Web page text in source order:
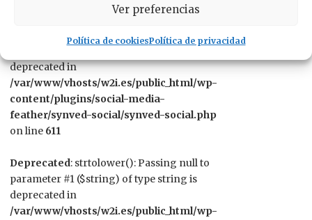
Ver preferencias
Política de cookiesPolítica de privacidad
Deprecated: strlen(): Passing null to
deprecated in
/var/www/vhosts/w2i.es/public_html/wp-
content/plugins/social-media-
feather/synved-social/synved-social.php
on line 611
Deprecated: strtolower(): Passing null to
parameter #1 ($string) of type string is
deprecated in
/var/www/vhosts/w2i.es/public_html/wp-